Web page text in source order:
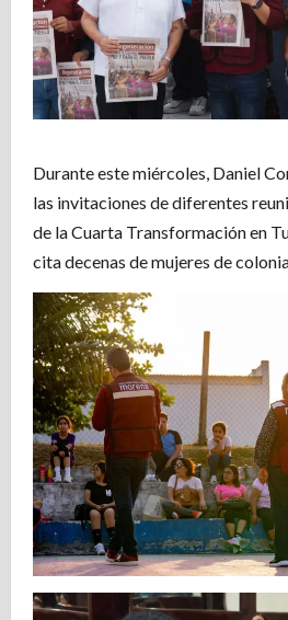
Durante este miércoles, Daniel
las invitaciones de diferentes
de la Cuarta Transformación en
cita decenas de mujeres de